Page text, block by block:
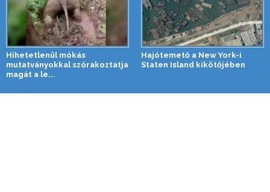
Hihetetlenül mókás
mutatványokkal szórakoztatja
magát a le...
Hajótemető a New York-i
Staten Island kikötőjében